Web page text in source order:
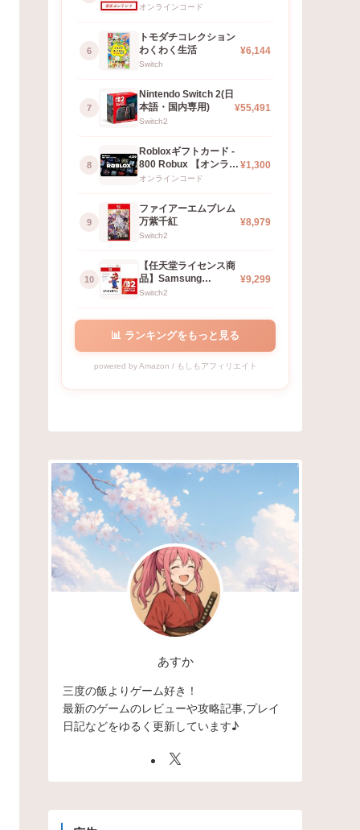
オンラインコード
6
トモダチコレクション
わくわく生活
Switch
¥6,144
7
Nintendo Switch 2(日
本語・国内専用)
Switch2
¥55,491
8
Robloxギフトカード -
800 Robux 【オンラ
イ…
オンラインコード
¥1,300
9
ファイアーエムブレム
万紫千紅
Switch2
¥8,979
10
【任天堂ライセンス商
品】Samsung
microSD Ex…
Switch2
¥9,299
📊 ランキングをもっと見る
powered by Amazon / もしもアフィリエイト
あすか
三度の飯よりゲーム好き！
最新のゲームのレビューや攻略記事,プレイ
日記などをゆるく更新しています♪